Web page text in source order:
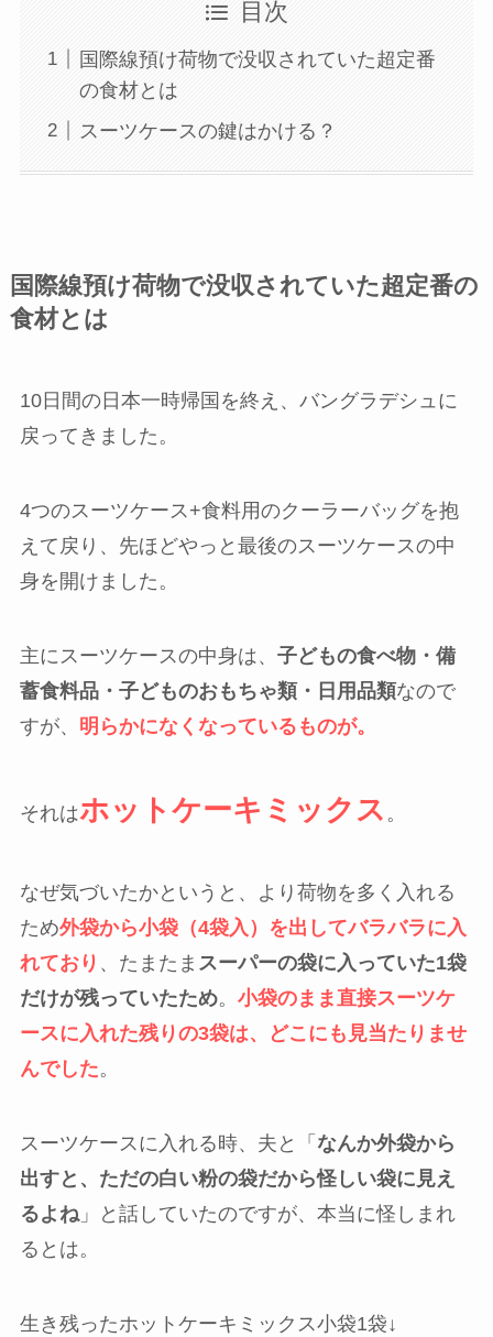
目次
国際線預け荷物で没収されていた超定番
の食材とは
スーツケースの鍵はかける？
国際線預け荷物で没収されていた超定番の
食材とは
10日間の日本一時帰国を終え、バングラデシュに
戻ってきました。
4つのスーツケース+食料用のクーラーバッグを抱
えて戻り、先ほどやっと最後のスーツケースの中
身を開けました。
主にスーツケースの中身は、 子どもの食べ物・備
蓄食料品・子どものおもちゃ類・日用品類なので
すが、 明らかになくなっているものが。
それはホットケーキミックス 。
なぜ気づいたかというと、より荷物を多く入れる
ため外袋から小袋（4袋入）を出してバラバラに入
れており 、たまたま スーパーの袋に入っていた1袋
だけが残っていたため。 小袋のまま直接スーツケ
ースに入れた残りの3袋は、どこにも見当たりませ
んでした。
スーツケースに入れる時、夫と「 なんか外袋から
出すと、ただの白い粉の袋だから怪しい袋に見え
るよね」と話していたのですが、本当に怪しまれ
るとは。
生き残ったホットケーキミックス小袋1袋↓